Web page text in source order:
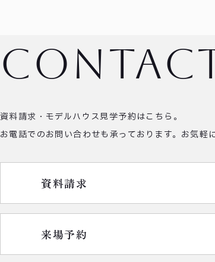
資料請求・モデルハウス見学予約はこちら。
お電話でのお問い合わせも承っております。 お気軽
資料請求
来場予約